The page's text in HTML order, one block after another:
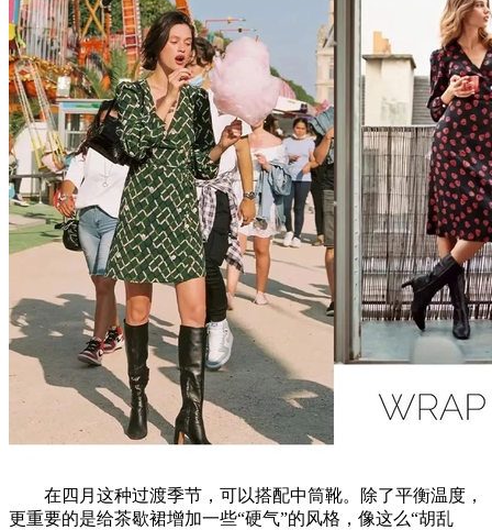
在四月这种过渡季节，可以搭配中筒靴。除了平衡温度，
更重要的是给茶歇裙增加一些“硬气”的风格，像这么“胡乱